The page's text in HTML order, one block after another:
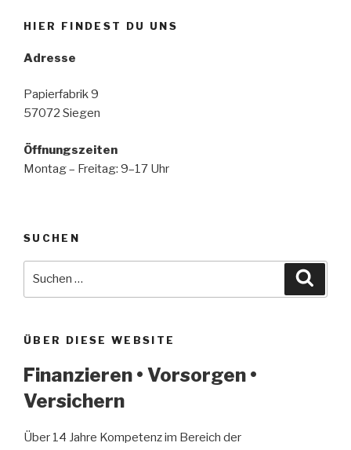
HIER FINDEST DU UNS
Adresse
Papierfabrik 9
57072 Siegen
Öffnungszeiten
Montag – Freitag: 9–17 Uhr
SUCHEN
ÜBER DIESE WEBSITE
Finanzieren • Vorsorgen •
Versichern
Über 14 Jahre Kompetenz im Bereich der